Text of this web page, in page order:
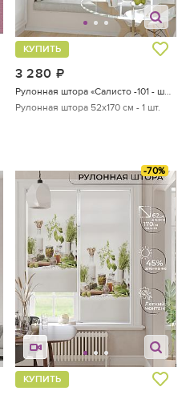
3 280
КУПИТЬ
Рулонная штора «Салисто -101 - ширина 52 см»
Рулонная штора 52х170 см - 1 шт.
-70%
КУПИТЬ